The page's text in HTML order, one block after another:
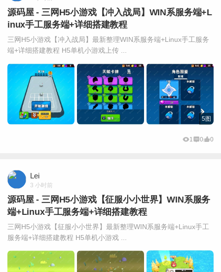
源码屋 - 三网H5小游戏【冲入战局】WIN系服务端+L
inux手工服务端+详细搭建教程
三网H5小游戏【冲入战局】最新整理WIN系服务端+Linux手工服务
端+详细搭建教程 H5单机小游戏上传 ...
5图
1 0 0
Lei
3 小时前
源码屋 - 三网H5小游戏【征服小小世界】WIN系服务
端+Linux手工服务端+详细搭建教程
三网H5小游戏【征服小小世界】最新整理WIN系服务端+Linux手工
服务端+详细搭建教程 H5单机小游戏 ...